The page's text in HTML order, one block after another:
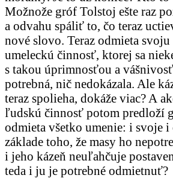
Možnože gróf Tolstoj ešte raz
a odvahu spáliť to, čo teraz
nové slovo. Teraz odmieta svoju
umeleckú činnosť, ktorej sa
s takou úprimnosťou a
potrebná, nič nedokázala. Ale
teraz spolieha, dokáže viac? A
ľudskú činnosť potom predloží
odmieta všetko umenie: i svoje i
základe toho, že masy ho
i jeho kázeň neuľahčuje
teda i ju je potrebné odmietnuť?